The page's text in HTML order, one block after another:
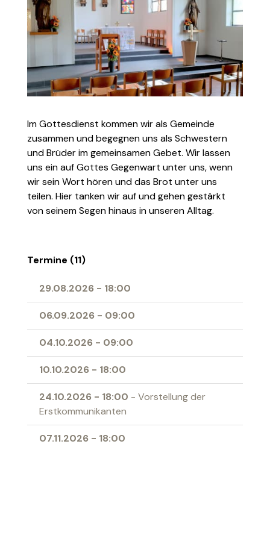
Im Gottesdienst kommen wir als Gemeinde
zusammen und begegnen uns als Schwestern
und Brüder im gemeinsamen Gebet. Wir lassen
uns ein auf Gottes Gegenwart unter uns, wenn
wir sein Wort hören und das Brot unter uns
teilen. Hier tanken wir auf und gehen gestärkt
von seinem Segen hinaus in unseren Alltag.
Termine (11)
29.08.2026 - 18:00
06.09.2026 - 09:00
04.10.2026 - 09:00
10.10.2026 - 18:00
24.10.2026 - 18:00 - Vorstellung der
Erstkommunikanten
07.11.2026 - 18:00